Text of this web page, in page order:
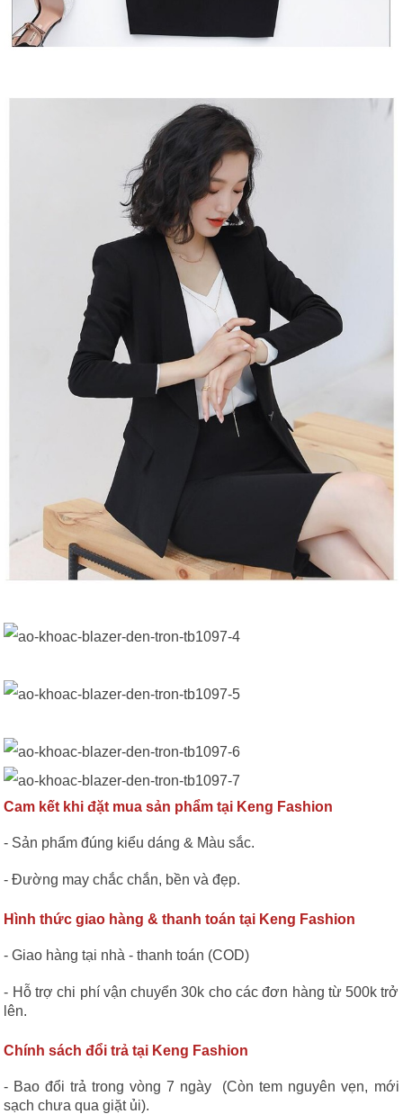
Cam kết khi đặt mua sản phẩm tại Keng Fashion
- Sản phẩm đúng kiểu dáng & Màu sắc.
- Đường may chắc chắn, bền và đẹp.
Hình thức giao hàng & thanh toán tại Keng Fashion
- Giao hàng tại nhà - thanh toán (COD)
- Hỗ trợ chi phí vận chuyển 30k cho các đơn hàng từ 500k trở
lên.
Chính sách đổi trả tại Keng Fashion
- Bao đổi trả trong vòng 7 ngày (Còn tem nguyên vẹn, mới
sạch chưa qua giặt ủi).